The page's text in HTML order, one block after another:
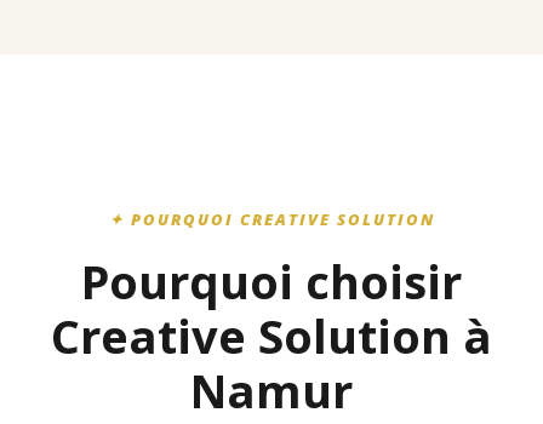
✦ POURQUOI CREATIVE SOLUTION
Pourquoi choisir
Creative Solution à
Namur